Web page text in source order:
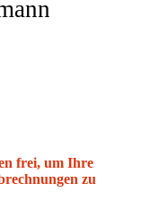
frei, um Ihre
zu